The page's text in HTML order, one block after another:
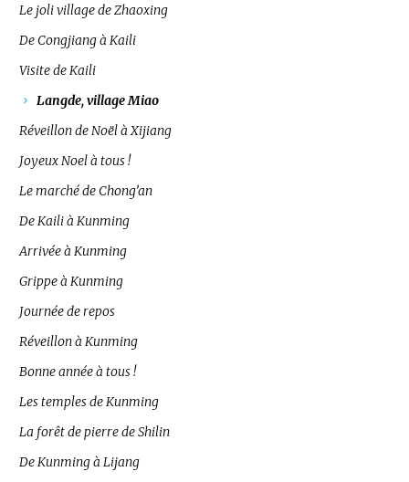
Le joli village de Zhaoxing
De Congjiang à Kaili
Visite de Kaili
Langde, village Miao
Réveillon de Noël à Xijiang
Joyeux Noel à tous !
Le marché de Chong’an
De Kaili à Kunming
Arrivée à Kunming
Grippe à Kunming
Journée de repos
Réveillon à Kunming
Bonne année à tous !
Les temples de Kunming
La forêt de pierre de Shilin
De Kunming à Lijang